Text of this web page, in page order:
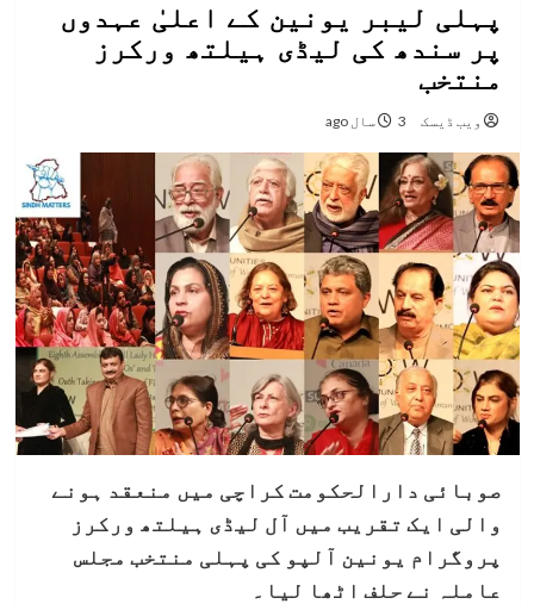
پہلی لیبر یونین کے اعلیٰ عہدوں
پر سندھ کی لیڈی ہیلتھ ورکرز
منتخب
ویب ڈیسک 3 سال ago
صوبائی دارالحکومت کراچی میں منعقد ہونے
والی ایک تقریب میں آل لیڈی ہیلتھ ورکرز
پروگرام یونین آلپو کی پہلی منتخب مجلس
عاملہ نے حلف اٹھا لیا۔